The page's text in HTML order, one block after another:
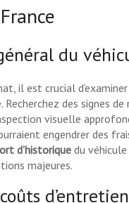
du
il est crucial d’examiner
des signes
visuelle
engendrer des
d’historique du
majeures.
d’entretien